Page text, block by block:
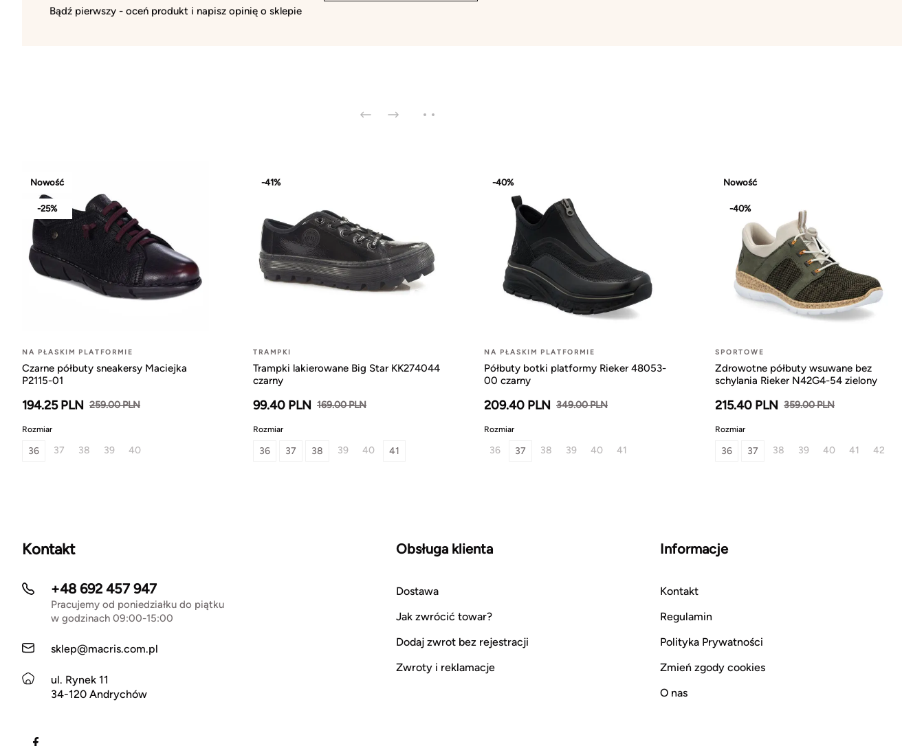
Bądź pierwszy - oceń produkt i napisz opinię o sklepie
Nowość
-25%
NA PŁASKIM PLATFORMIE
Czarne półbuty sneakersy Maciejka
P2115-01
194.25 PLN 259.00 PLN
Rozmiar
36 37 38 39 40
-41%
TRAMPKI
Trampki lakierowane Big Star KK274044
czarny
99.40 PLN 169.00 PLN
Rozmiar
36 37 38 39 40 41
-40%
NA PŁASKIM PLATFORMIE
Półbuty botki platformy Rieker 48053-
00 czarny
209.40 PLN 349.00 PLN
Rozmiar
36 37 38 39 40 41
Nowość
-40%
SPORTOWE
Zdrowotne półbuty wsuwane bez
schylania Rieker N42G4-54 zielony
215.40 PLN 359.00 PLN
Rozmiar
36 37 38 39 40 41 42
Kontakt
+48 692 457 947
Pracujemy od poniedziałku do piątku
w godzinach 09:00-15:00
sklep@macris.com.pl
ul. Rynek 11
34-120 Andrychów
Obsługa klienta
Dostawa
Jak zwrócić towar?
Dodaj zwrot bez rejestracji
Zwroty i reklamacje
Informacje
Kontakt
Regulamin
Polityka Prywatności
Zmień zgody cookies
O nas